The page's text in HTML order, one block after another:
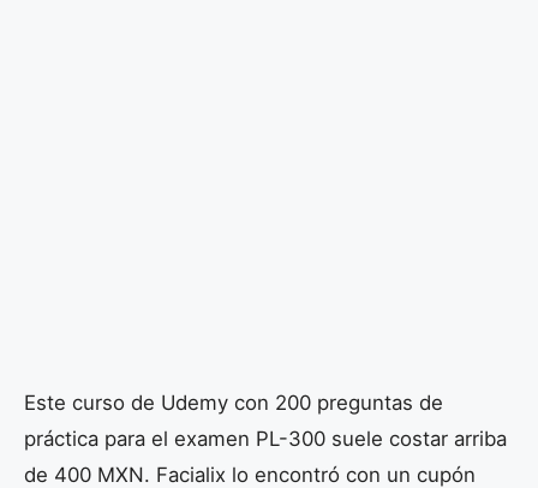
Este curso de Udemy con 200 preguntas de
práctica para el examen PL-300 suele costar arriba
de 400 MXN. Facialix lo encontró con un cupón